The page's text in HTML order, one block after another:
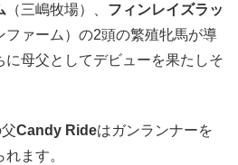
（三嶋牧場）、 フィンレイズラッ
ファーム）の2頭の繁殖牝馬が導
に母父としてデビューを果たしそ
Candy Rideはガンランナーを
ます。